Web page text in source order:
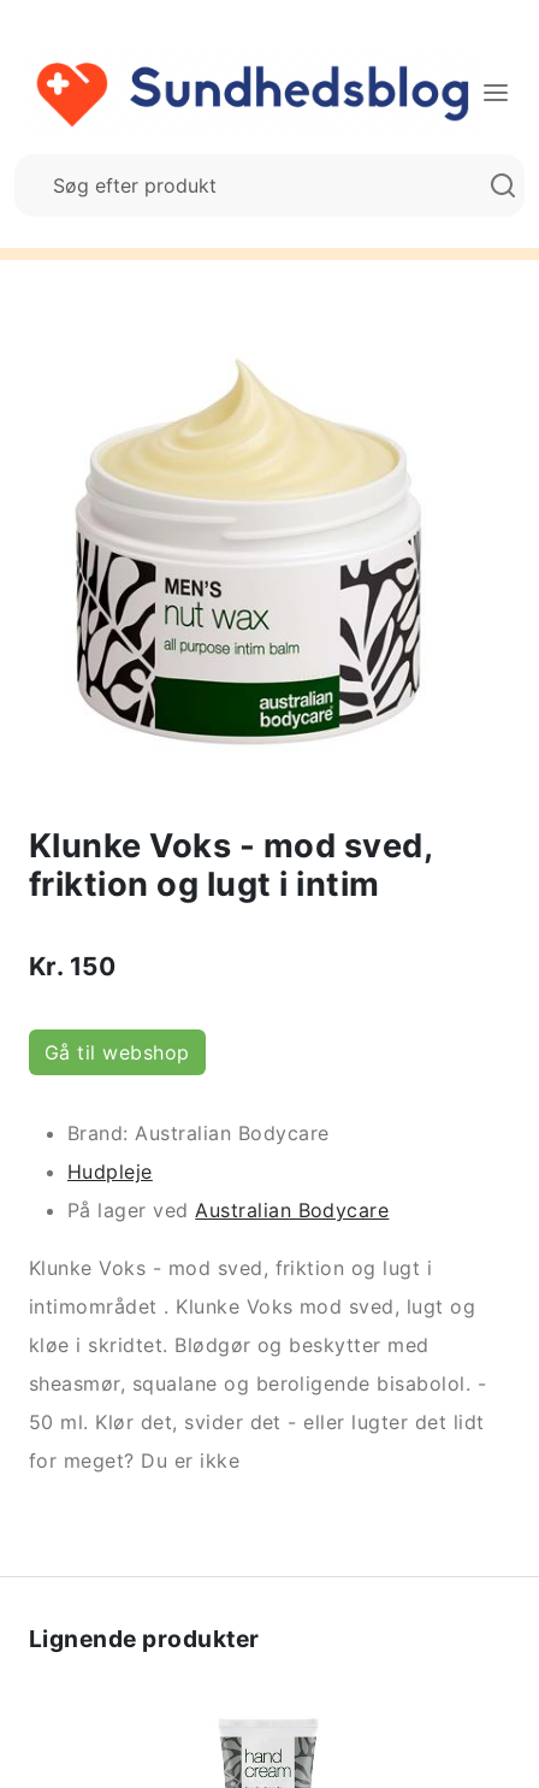
Klunke Voks - mod sved,
friktion og lugt i intim
Kr. 150
Gå til webshop
Brand: Australian Bodycare
Hudpleje
På lager vedAustralian Bodycare
Klunke Voks - mod sved, friktion og lugt i
intimområdet . Klunke Voks mod sved, lugt og
kløe i skridtet. Blødgør og beskytter med
sheasmør, squalane og beroligende bisabolol. -
50 ml. Klør det, svider det - eller lugter det lidt
for meget? Du er ikke
Lignende produkter